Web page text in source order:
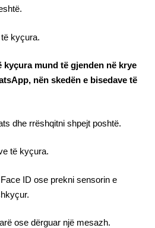
kyçura.
kyçura mund të gjenden në krye
nën skedën e bisedave të
dhe rrëshqitni shpejt poshtë.
të kyçura.
ID ose prekni sensorin e
ose dërguar një mesazh.